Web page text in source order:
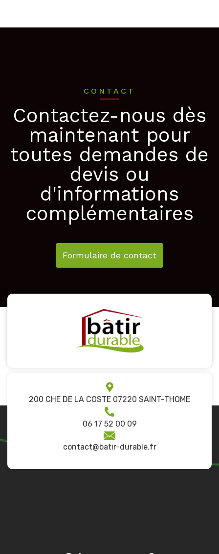
CONTACT
Contactez-nous dès
maintenant pour
toutes demandes de
devis ou
d'informations
complémentaires
Formulaire de contact
200 CHE DE LA COSTE 07220 SAINT-THOME
06 17 52 00 09
contact@batir-durable.fr